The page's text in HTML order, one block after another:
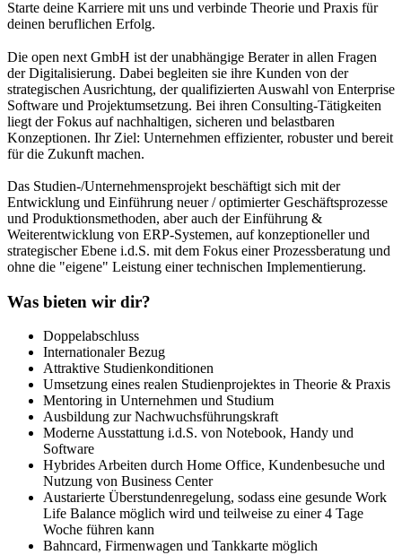
Starte deine Karriere mit uns und verbinde Theorie und Praxis für
deinen beruflichen Erfolg.
Die open next GmbH ist der unabhängige Berater in allen Fragen
der Digitalisierung. Dabei begleiten sie ihre Kunden von der
strategischen Ausrichtung, der qualifizierten Auswahl von Enterprise
Software und Projektumsetzung. Bei ihren Consulting-Tätigkeiten
liegt der Fokus auf nachhaltigen, sicheren und belastbaren
Konzeptionen. Ihr Ziel: Unternehmen effizienter, robuster und bereit
für die Zukunft machen.
Das Studien-/Unternehmensprojekt beschäftigt sich mit der
Entwicklung und Einführung neuer / optimierter Geschäftsprozesse
und Produktionsmethoden, aber auch der Einführung &
Weiterentwicklung von ERP-Systemen, auf konzeptioneller und
strategischer Ebene i.d.S. mit dem Fokus einer Prozessberatung und
ohne die "eigene" Leistung einer technischen Implementierung.
Was bieten wir dir?
Doppelabschluss
Internationaler Bezug
Attraktive Studienkonditionen
Umsetzung eines realen Studienprojektes in Theorie & Praxis
Mentoring in Unternehmen und Studium
Ausbildung zur Nachwuchsführungskraft
Moderne Ausstattung i.d.S. von Notebook, Handy und
Software
Hybrides Arbeiten durch Home Office, Kundenbesuche und
Nutzung von Business Center
Austarierte Überstundenregelung, sodass eine gesunde Work
Life Balance möglich wird und teilweise zu einer 4 Tage
Woche führen kann
Bahncard, Firmenwagen und Tankkarte möglich